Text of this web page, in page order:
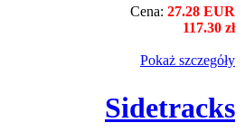
Cena: 27.28 EUR
117.30 zł
Pokaż szczegόły
Sidetracks